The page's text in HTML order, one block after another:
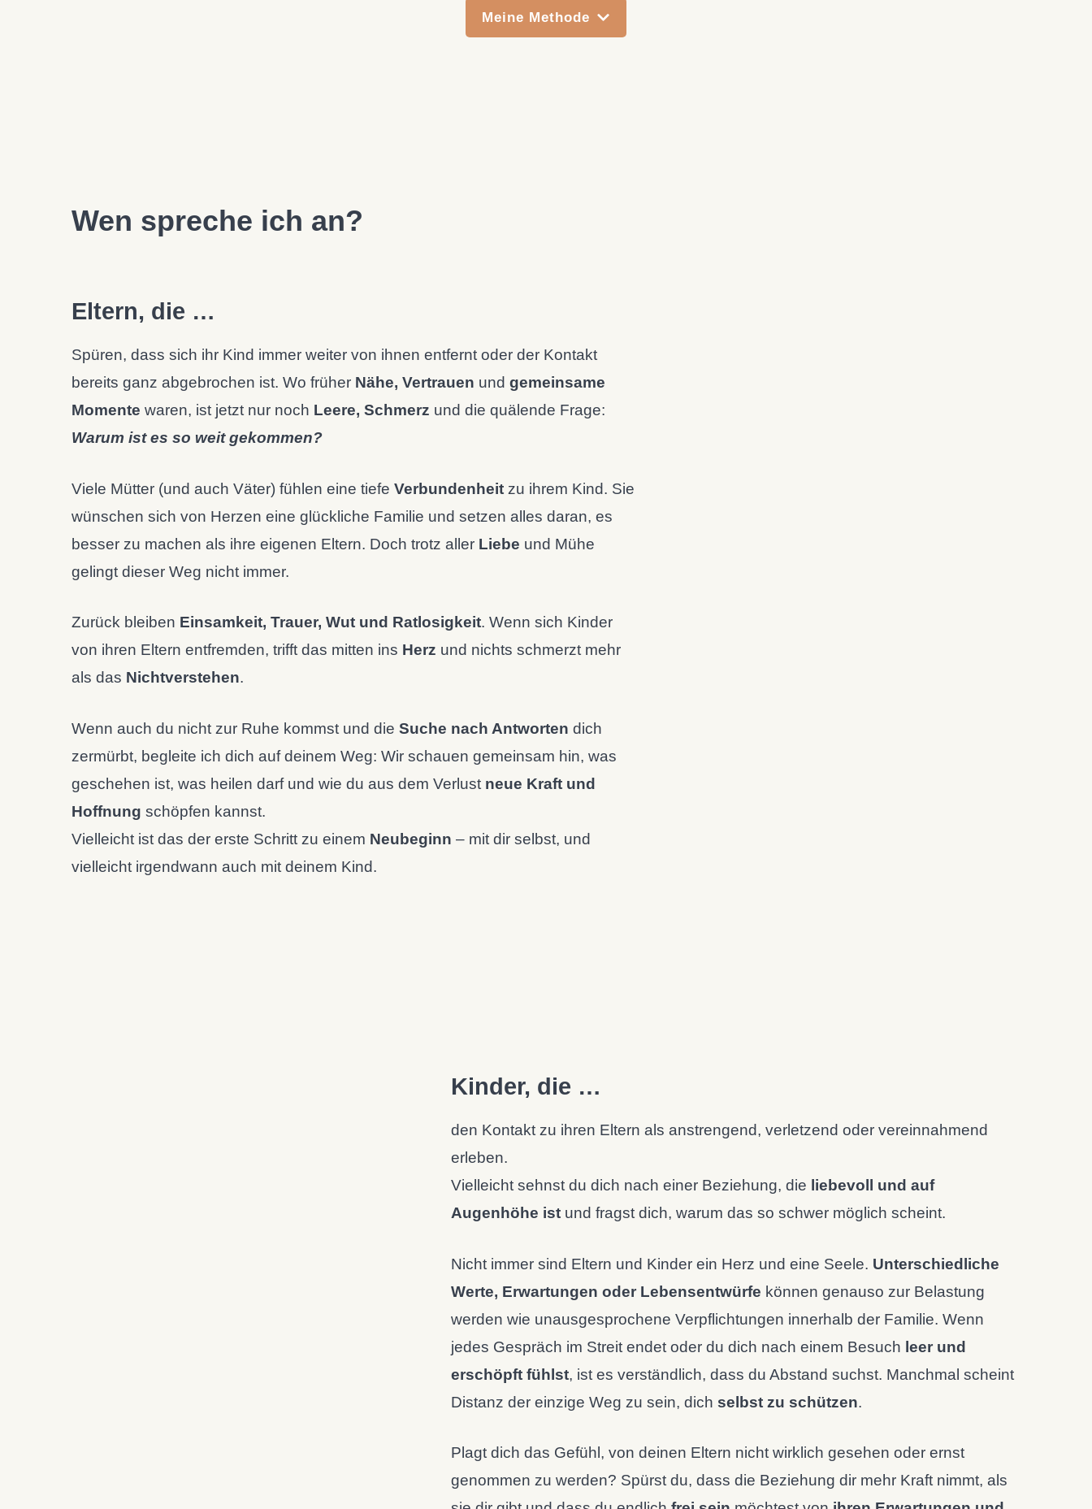
Meine Methode
Wen spreche ich an?
Eltern, die …
Spüren, dass sich ihr Kind immer weiter von ihnen entfernt oder der Kontakt
bereits ganz abgebrochen ist. Wo früher Nähe, Vertrauen und gemeinsame
Momente waren, ist jetzt nur noch Leere, Schmerz und die quälende Frage:
Warum ist es so weit gekommen?
Viele Mütter (und auch Väter) fühlen eine tiefe Verbundenheit zu ihrem Kind. Sie
wünschen sich von Herzen eine glückliche Familie und setzen alles daran, es
besser zu machen als ihre eigenen Eltern. Doch trotz aller Liebe und Mühe
gelingt dieser Weg nicht immer.
Zurück bleiben Einsamkeit, Trauer, Wut und Ratlosigkeit. Wenn sich Kinder
von ihren Eltern entfremden, trifft das mitten ins Herz und nichts schmerzt mehr
als das Nichtverstehen.
Wenn auch du nicht zur Ruhe kommst und die Suche nach Antworten dich
zermürbt, begleite ich dich auf deinem Weg: Wir schauen gemeinsam hin, was
geschehen ist, was heilen darf und wie du aus dem Verlust neue Kraft und
Hoffnung schöpfen kannst.
Vielleicht ist das der erste Schritt zu einem Neubeginn – mit dir selbst, und
vielleicht irgendwann auch mit deinem Kind.
Kinder, die …
den Kontakt zu ihren Eltern als anstrengend, verletzend oder vereinnahmend
erleben.
Vielleicht sehnst du dich nach einer Beziehung, die liebevoll und auf
Augenhöhe ist und fragst dich, warum das so schwer möglich scheint.
Nicht immer sind Eltern und Kinder ein Herz und eine Seele. Unterschiedliche
Werte, Erwartungen oder Lebensentwürfe können genauso zur Belastung
werden wie unausgesprochene Verpflichtungen innerhalb der Familie. Wenn
jedes Gespräch im Streit endet oder du dich nach einem Besuch leer und
erschöpft fühlst, ist es verständlich, dass du Abstand suchst. Manchmal scheint
Distanz der einzige Weg zu sein, dichselbst zu schützen.
Plagt dich das Gefühl, von deinen Eltern nicht wirklich gesehen oder ernst
genommen zu werden? Spürst du, dass die Beziehung dir mehr Kraft nimmt, als